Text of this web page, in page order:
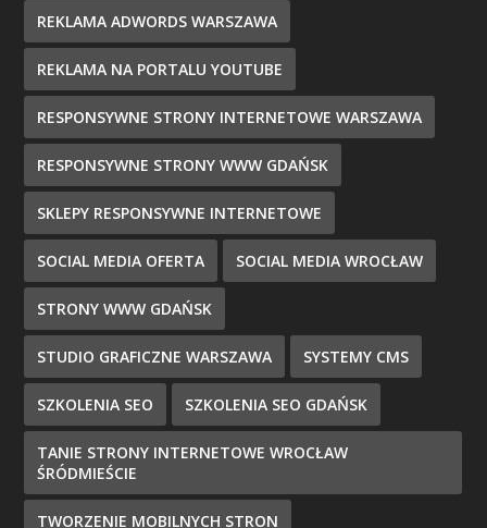
REKLAMA ADWORDS WARSZAWA
REKLAMA NA PORTALU YOUTUBE
RESPONSYWNE STRONY INTERNETOWE WARSZAWA
RESPONSYWNE STRONY WWW GDAŃSK
SKLEPY RESPONSYWNE INTERNETOWE
SOCIAL MEDIA OFERTA SOCIAL MEDIA WROCŁAW
STRONY WWW GDAŃSK
STUDIO GRAFICZNE WARSZAWA SYSTEMY CMS
SZKOLENIA SEO SZKOLENIA SEO GDAŃSK
TANIE STRONY INTERNETOWE WROCŁAW
ŚRÓDMIEŚCIE
TWORZENIE MOBILNYCH STRON